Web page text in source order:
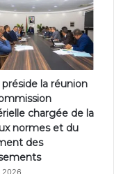
la réunion
chargée de la
normes et du
des
2026